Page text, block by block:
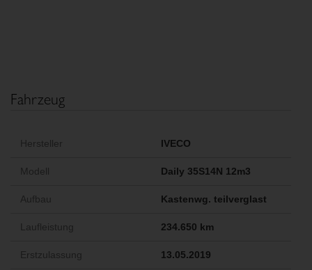
Fahrzeug
Hersteller IVECO
Modell Daily 35S14N 12m3
Aufbau Kastenwg. teilverglast
Laufleistung 234.650 km
Erstzulassung 13.05.2019